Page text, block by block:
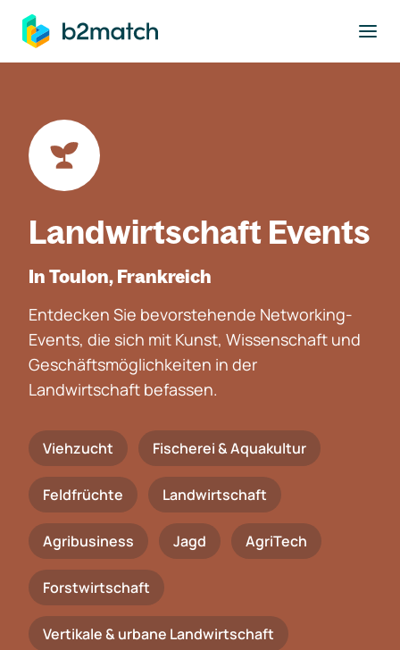
springen
Landwirtschaft Events
In Toulon, Frankreich
Entdecken Sie bevorstehende Networking-
Events, die sich mit Kunst, Wissenschaft und
Geschäftsmöglichkeiten in der
Landwirtschaft befassen.
Viehzucht Fischerei & Aquakultur
Feldfrüchte Landwirtschaft
Agribusiness Jagd AgriTech
Forstwirtschaft
Vertikale & urbane Landwirtschaft